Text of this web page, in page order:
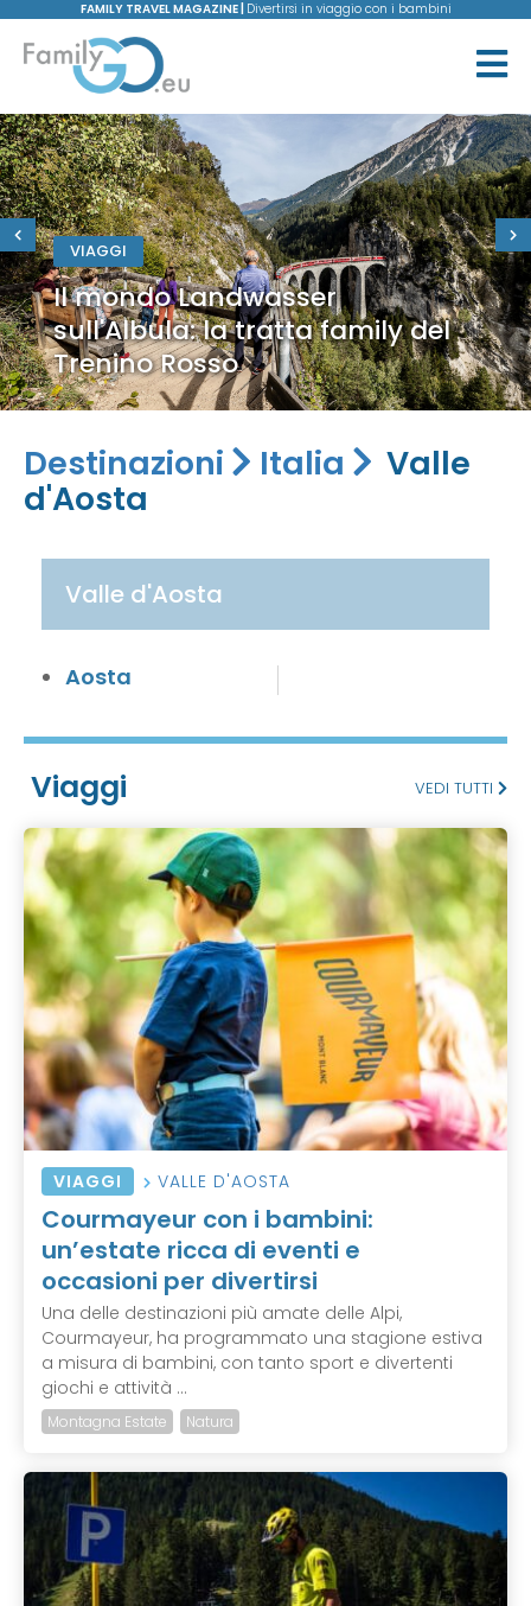
FAMILY TRAVEL MAGAZINE | Divertirsi in viaggio con i bambini
VIAGGI
Il mondo Landwasser
sull'Albula: la tratta family del
Trenino Rosso
Destinazioni Italia
Valle
d'Aosta
Valle d'Aosta
Aosta
Viaggi VEDI TUTTI
VIAGGI VALLE D'AOSTA
Courmayeur con i bambini:
un’estate ricca di eventi e
occasioni per divertirsi
Una delle destinazioni più amate delle Alpi,
Courmayeur, ha programmato una stagione estiva
a misura di bambini, con tanto sport e divertenti
giochi e attività ...
Montagna Estate Natura